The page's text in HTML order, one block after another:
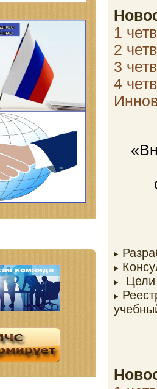
1
2
3
4
Цели